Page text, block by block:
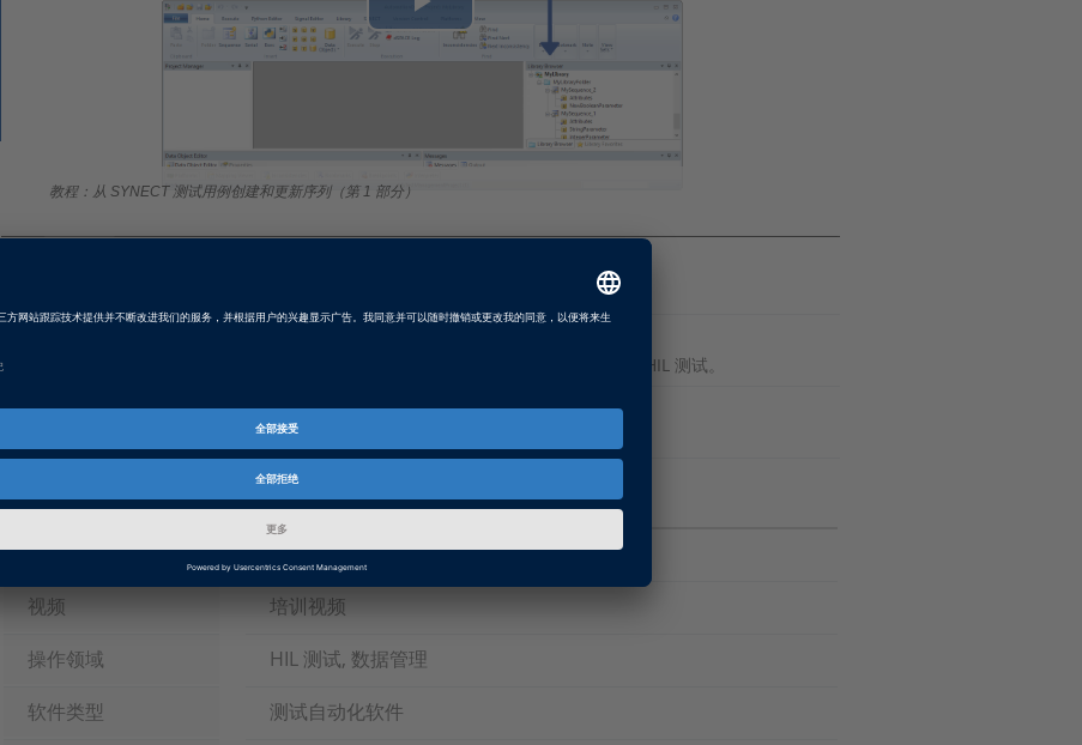
Play
教程：从 SYNECT 测试用例创建和更新序列（第 1 部分）
该软件还是一款强大的测试编写和自动化工具，用于对电控单元 (ECU) 进行 HIL 测试。
SYNECT
数据管理和协作软件，特别注重基于模型的开发和ECU。
Tags
Date
2022-02-03
视频
培训视频
操作领域
HIL 测试, 数据管理
软件类型
测试自动化软件